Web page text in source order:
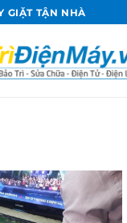
GIẶT TẬN NHÀ